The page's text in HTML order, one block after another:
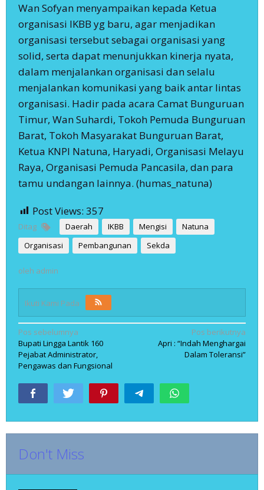
Wan Sofyan menyampaikan kepada Ketua
organisasi IKBB yg baru, agar menjadikan
organisasi tersebut sebagai organisasi yang
solid, serta dapat menunjukkan kinerja nyata,
dalam menjalankan organisasi dan selalu
menjalankan komunikasi yang baik antar lintas
organisasi. Hadir pada acara Camat Bunguruan
Timur, Wan Suhardi, Tokoh Pemuda Bunguruan
Barat, Tokoh Masyarakat Bunguruan Barat,
Ketua KNPI Natuna, Haryadi, Organisasi Melayu
Raya, Organisasi Pemuda Pancasila, dan para
tamu undangan lainnya. (humas_natuna)
Post Views: 357
Ditag Daerah IKBB Mengisi
Natuna
Organisasi
Pembangunan Sekda
oleh admin
Ikuti Kami Pada
Navigasi
pos
Pos sebelumnya
Bupati Lingga Lantik 160
Pejabat Administrator,
Pengawas dan Fungsional
Pos berikutnya
Apri : “Indah Menghargai
Dalam Toleransi”
Don't Miss